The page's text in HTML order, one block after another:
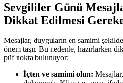
Sevgililer Günü
Dikkat Edilmesi
Mesajlar, duyguların en samimi şekilde
önem taşır. Bu nedenle, hazırlarken
püf nokta bulunuyor:
İçten ve samimi olun: